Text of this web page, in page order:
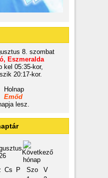
8. szombat
Eszmeralda
kel 05:35-kor,
20:17-kor.
Holnap
Emőd
lesz.
Cs P Szo
V